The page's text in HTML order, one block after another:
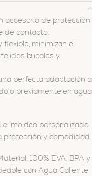
accesorio de protección
de contacto.
minimizan el
bucales y
perfecta adaptación a
previamente en agua
moldeo personalizado
protección y comodidad.
100% EVA. BPA y
con Agua Caliente